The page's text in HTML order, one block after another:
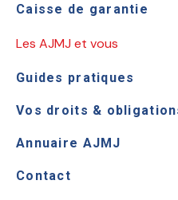
Caisse de garantie
Les AJMJ et vous
Guides pratiques
Vos droits &
Annuaire AJMJ
Contact